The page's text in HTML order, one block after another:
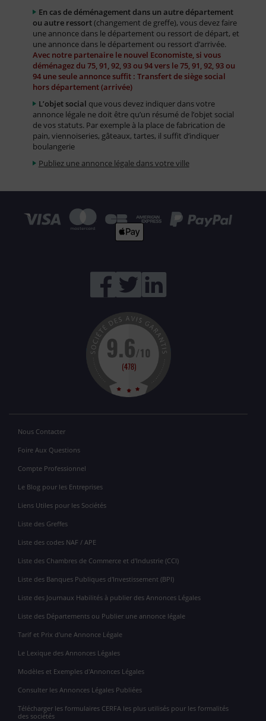
En cas de déménagement dans un autre département
ou autre ressort(changement de greffe), vous devez faire
une annonce dans le département ou ressort de départ, et
une annonce dans le département ou ressort d’arrivée.
Avec notre partenaire le nouvel Economiste, si vous
déménagez du 75, 91, 92, 93 ou 94 vers le 75, 91, 92, 93 ou
94 une seule annonce suffit : Transfert de siège social
hors département (arrivée)
L’objet social que vous devez indiquer dans votre
annonce légale ne doit être qu’un résumé de l’objet social
de vos statuts. Par exemple à la place de fabrication de
pain, viennoiseries, gâteaux, tartes, il suffit d’indiquer
boulangerie
Publiez une annonce légale dans votre ville
Nous Contacter
Foire Aux Questions
Compte Professionnel
Le Blog pour les Entreprises
Liens Utiles pour les Sociétés
Liste des Greffes
Liste des codes NAF / APE
Liste des Chambres de Commerce et d'Industrie (CCI)
Liste des Banques Publiques d'Investissement (BPI)
Liste des Journaux Habilités à publier des Annonces Légales
Liste des Départements ou Publier une annonce légale
Tarif et Prix d'une Annonce Légale
Le Lexique des Annonces Légales
Modèles et Exemples d'Annonces Légales
Consulter les Annonces Légales Publiées
Télécharger les formulaires CERFA les plus utilisés pour les formalités
des sociétés